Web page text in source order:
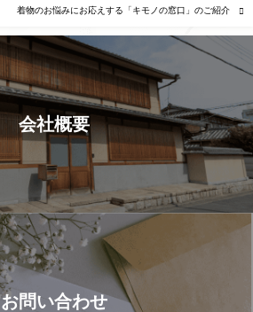
着物のお悩みにお応えする「キモノの窓口」のご紹介
会社概要
お問い合わせ